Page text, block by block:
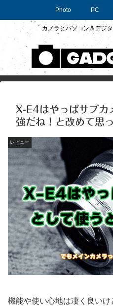
カメラとパソコン＆デジ
Photo PC
X-E4はやっぱサブカ
強だね！と改めて思
レビュー
機能や使い心地は凄く良い